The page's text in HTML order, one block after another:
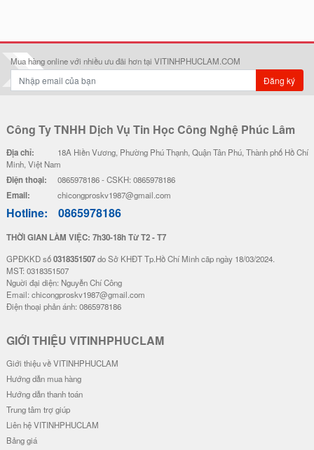
Mua hàng online với nhiều ưu đãi hơn tại VITINHPHUCLAM.COM
Đăng ký
Công Ty TNHH Dịch Vụ Tin Học Công Nghệ Phúc Lâm
Địa chỉ:
18A Hiền Vương, Phường Phú Thạnh, Quận Tân Phú, Thành phố Hồ Chí
Minh, Việt Nam
Điện thoại: 0865978186 - CSKH: 0865978186
Email: chicongproskv1987@gmail.com
Hotline: 0865978186
THỜI GIAN LÀM VIỆC: 7h30-18h Từ T2 - T7
GPĐKKD số0318351507do Sở KHĐT Tp.Hồ Chí Minh cãp ngày 18/03/2024.
MST: 0318351507
Nguời đại diện: Nguyễn Chí Công
Email: chicongproskv1987@gmail.com
Điện thoại phản ánh: 0865978186
GIỚI THIỆU VITINHPHUCLAM
Giới thiệu về VITINHPHUCLAM
Hướng dẫn mua hàng
Hướng dẫn thanh toán
Trung tâm trợ giúp
Liên hệ VITINHPHUCLAM
Bảng giá